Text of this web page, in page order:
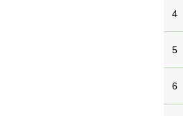
4
5
6